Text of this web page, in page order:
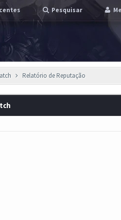
Pesquisar
Relatório de Reputação